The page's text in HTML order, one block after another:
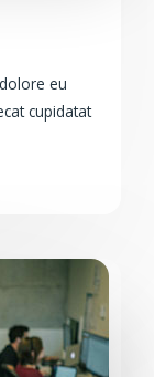
eu
cupidatat